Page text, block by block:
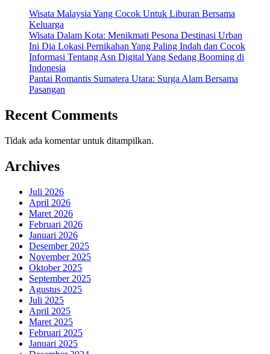
Wisata Malaysia Yang Cocok Untuk Liburan Bersama
Keluarga
Wisata Dalam Kota: Menikmati Pesona Destinasi Urban
Ini Dia Lokasi Pernikahan Yang Paling Indah dan Cocok
Informasi Tentang Asn Digital Yang Sedang Booming di
Indonesia
Pantai Romantis Sumatera Utara: Surga Alam Bersama
Pasangan
Recent Comments
Tidak ada komentar untuk ditampilkan.
Archives
Juli 2026
April 2026
Maret 2026
Februari 2026
Januari 2026
Desember 2025
November 2025
Oktober 2025
September 2025
Agustus 2025
Juli 2025
April 2025
Maret 2025
Februari 2025
Januari 2025